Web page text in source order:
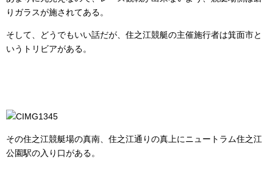
りガラスが施されてある。
そして、どうでもいい話だが、住之江競艇の主催施行者は箕面市と
いうトリビアがある。
その住之江競艇場の真南、住之江通りの真上にニュートラム住之江
公園駅の入り口がある。